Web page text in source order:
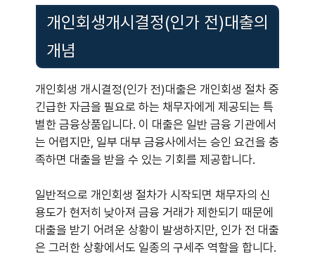
개인회생개시결정(인가 전)대출의
개념
개인회생 개시결정(인가 전)대출은 개인회생 절차 중
긴급한 자금을 필요로 하는 채무자에게 제공되는 특
별한 금융상품입니다. 이 대출은 일반 금융 기관에서
는 어렵지만, 일부 대부 금융사에서는 승인 요건을 충
족하면 대출을 받을 수 있는 기회를 제공합니다.
일반적으로 개인회생 절차가 시작되면 채무자의 신
용도가 현저히 낮아져 금융 거래가 제한되기 때문에
대출을 받기 어려운 상황이 발생하지만, 인가 전 대출
은 그러한 상황에서도 일종의 구세주 역할을 합니다.